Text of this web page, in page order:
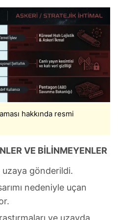
okumak ve sitemizde
kullanılan çerezlerle ilgili bilgi
hakkında resmi
VE BİLİNMEYENLER
gönderildi.
nedeniyle uçan
ve uzayda